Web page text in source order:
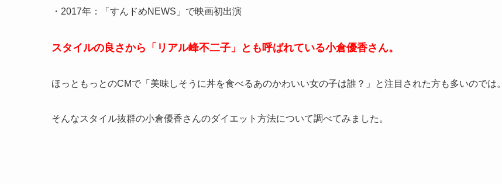
・2017年：「すんドめNEWS」で映画初出演
スタイルの良さから「リアル峰不二子」とも呼ばれている小倉優香さん。
ほっともっとのCMで「美味しそうに丼を食べるあのかわいい女の子は誰？」と注目された方も多いのでは。
そんなスタイル抜群の小倉優香さんのダイエット方法について調べてみました。